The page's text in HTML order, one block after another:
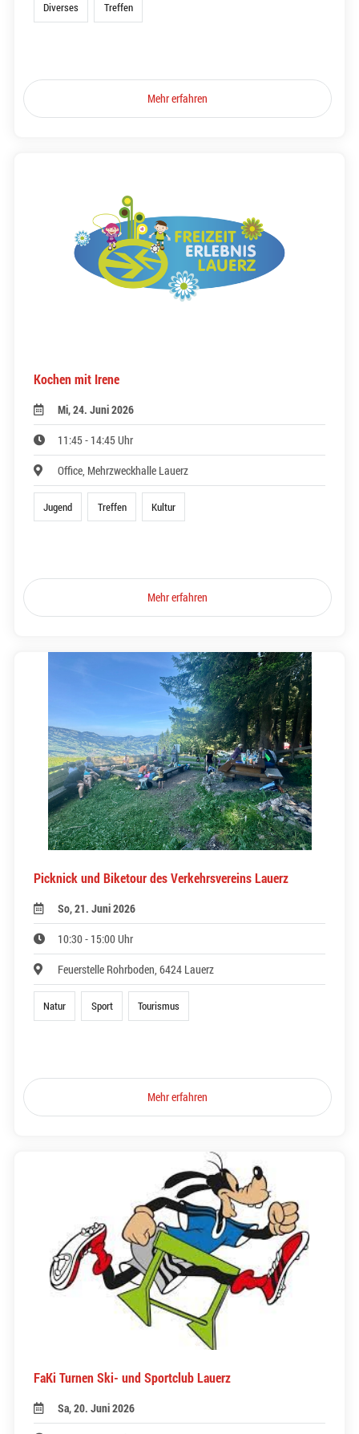
Diverses Treffen
Mehr erfahren
Kochen mit Irene
Mi, 24. Juni 2026
11:45 - 14:45 Uhr
Office, Mehrzweckhalle Lauerz
Jugend Treffen Kultur
Mehr erfahren
Picknick und Biketour des Verkehrsvereins Lauerz
So, 21. Juni 2026
10:30 - 15:00 Uhr
Feuerstelle Rohrboden, 6424 Lauerz
Natur Sport Tourismus
Mehr erfahren
FaKi Turnen Ski- und Sportclub Lauerz
Sa, 20. Juni 2026